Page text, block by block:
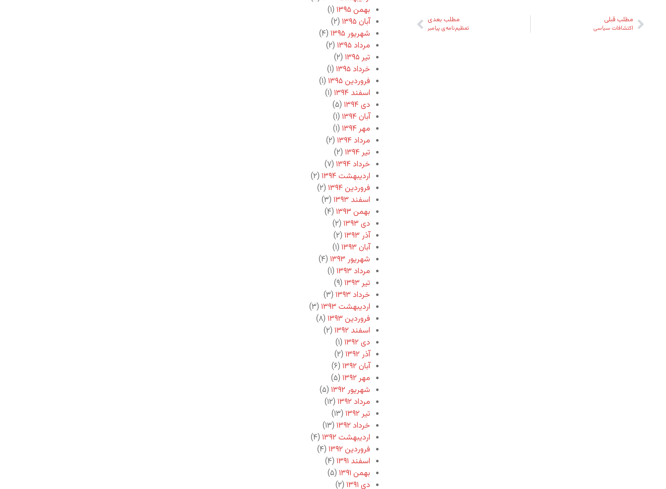
مطلب قبلی
اکتشافات سیاسی
مطلب بعدی
تعظیم‌نامه‌ی پیامبر
بهمن ۱۳۹۵
(۱)
آبان ۱۳۹۵
(۲)
شهریور ۱۳۹۵
(۴)
مرداد ۱۳۹۵
(۲)
تیر ۱۳۹۵
(۲)
خرداد ۱۳۹۵
(۱)
فروردین ۱۳۹۵
(۱)
اسفند ۱۳۹۴
(۱)
دی ۱۳۹۴
(۵)
آبان ۱۳۹۴
(۱)
مهر ۱۳۹۴
(۱)
مرداد ۱۳۹۴
(۲)
تیر ۱۳۹۴
(۲)
خرداد ۱۳۹۴
(۷)
اردیبهشت ۱۳۹۴
(۲)
فروردین ۱۳۹۴
(۲)
اسفند ۱۳۹۳
(۳)
بهمن ۱۳۹۳
(۴)
دی ۱۳۹۳
(۲)
آذر ۱۳۹۳
(۲)
آبان ۱۳۹۳
(۱)
شهریور ۱۳۹۳
(۴)
مرداد ۱۳۹۳
(۱)
تیر ۱۳۹۳
(۹)
خرداد ۱۳۹۳
(۳)
اردیبهشت ۱۳۹۳
(۳)
فروردین ۱۳۹۳
(۸)
اسفند ۱۳۹۲
(۲)
دی ۱۳۹۲
(۱)
آذر ۱۳۹۲
(۲)
آبان ۱۳۹۲
(۶)
مهر ۱۳۹۲
(۵)
شهریور ۱۳۹۲
(۵)
مرداد ۱۳۹۲
(۱۲)
تیر ۱۳۹۲
(۱۳)
خرداد ۱۳۹۲
(۱۳)
اردیبهشت ۱۳۹۲
(۴)
فروردین ۱۳۹۲
(۴)
اسفند ۱۳۹۱
(۴)
بهمن ۱۳۹۱
(۵)
دی ۱۳۹۱
(۲)